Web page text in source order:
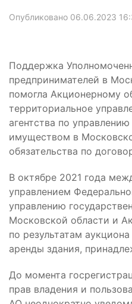
Опубликовано 06.06.2023
Поддержка
предпринимателей в
помогла Акционерному
территориальное
агентства по
имуществом в
обязательства по
В октябре 2021 года
управлением
управлению
Московской области и
по результатам
аренды здания,
До момента
прав владения и